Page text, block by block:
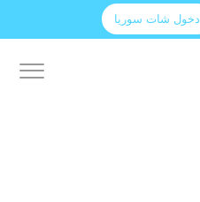
دخول شات سوريا